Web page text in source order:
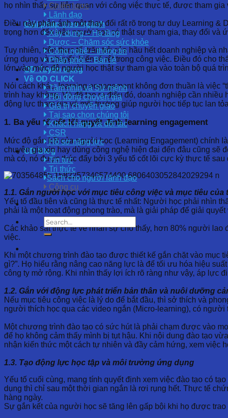
Chiến lược
Lãnh đạo
Giải pháp theo ngành
Xây dựng – Hạ tầng
Dược – Chăm sóc sức khỏe
Công nghệ – thông tin
Phân phối – Bán lẻ
OD Tuyển dụng
Về OD CLICK
Tầm nhìn và Sứ mệnh
Hội đồng chuyên gia
Giá trị chuyển giao
Tại sao chọn chúng tôi
Khách hàng và đối tác
CSR
Hồ sơ năng lực
OD Blog
Tin tức
Tri thức
Sách cho người lãnh đạo
Công cụ
họ nhìn thấy sự liên quan với công việc thực tế, được tham
Điều này phản ánh một thay đổi rất rõ trong tư duy Learning &
trọng hơn đến việc người học có thật sự tham gia, thay đổi và
Tuy nhiên, trên thực tế, trăn trở của hầu hết doanh nghiệp và
ứng dụng và chuyển biến rõ rệt trong công việc. Điều đó cho
lớn vào mức độ người học thật sự tham gia vào toàn bộ quá
Nói cách khác, learning engagement không đơn thuần là việc
trình hay không. Và để tạo ra điều đó, doanh nghiệp cần
động lực tham gia và môi trường giúp người học tiếp tục lan
1. Ba yếu tố cốt lõi quyết định learning engagement
Mức độ gắn kết của người học (Learning Engagement) chính
chuyên gia xịn hay dùng công nghệ hiện đại đến đâu cũng sẽ
mà có, nó được thúc đẩy bởi 3 yếu tố cốt lõi cực kỳ thực tế sau
1.1. Gắn người học với mục tiêu công việc và mục tiêu của
Yếu tố đầu tiên và cũng là thực tế nhất: Người học phải nhìn
phải là một hoạt động phong trào, mà là giải pháp để giải quyết
Các khảo sát thực tế về nhân sự cho thấy, hơn 80% người
việc.
Khi một chương trình đào tạo được thiết kế gắn chặt vào mục
gì?”. Họ hiểu rằng nâng cao năng lực là để tối ưu hóa hiệu
công ty mở rộng. Khi nhìn thấy lợi ích rõ ràng như vậy, áp lực
1.2. Gắn với động lực phát triển bản thân và nuôi dưỡng
Nếu mục tiêu công việc là lý do để bắt đầu, thì sở thích và
người thích học qua các video ngắn (Micro-learning), có
Một chương trình đào tạo có sức hút là phải chạm được vào
để họ không cảm thấy mình bị tụt hậu. Khi nội dung đào tạo
nhận kiến thức một cách tự nhiên và đầy cảm hứng, xem việc
1.3. Tạo động lực học tập và môi trường ứng dụng
Yếu tố cuối cùng, mang tính quyết định xem việc đào tạo có
dụng thì chỉ sau một thời gian ngắn là rơi rụng hết. Thực tế
hàng ngày.
Sự gắn kết của người học sẽ tăng lên gấp bội khi họ được